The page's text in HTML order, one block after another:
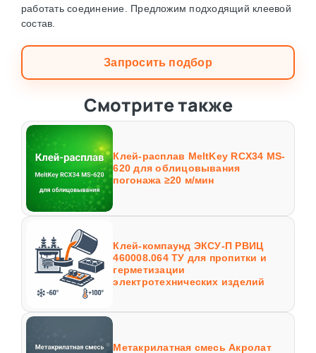
работать соединение. Предложим подходящий клеевой
состав.
Запросить подбор
Смотрите также
Клей-расплав MeltKey RCX34 MS-
620 для облицовывания
погонажа ≥20 м/мин
Клей-компаунд ЭКСУ-П РВИЦ
460008.064 ТУ для пропитки и
герметизации
электротехнических изделий
Метакрилатная смесь Акролат